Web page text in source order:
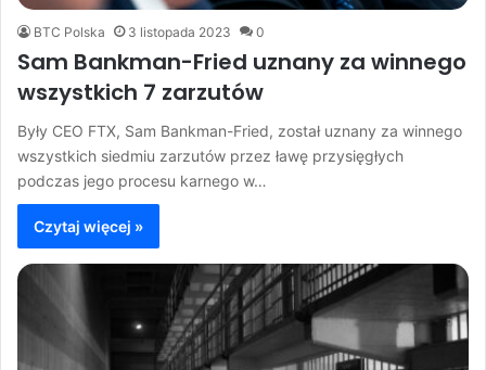
BTC Polska 3 listopada 2023 0
Sam Bankman-Fried uznany za winnego
wszystkich 7 zarzutów
Były CEO FTX, Sam Bankman-Fried, został uznany za winnego
wszystkich siedmiu zarzutów przez ławę przysięgłych
podczas jego procesu karnego w…
Czytaj więcej »